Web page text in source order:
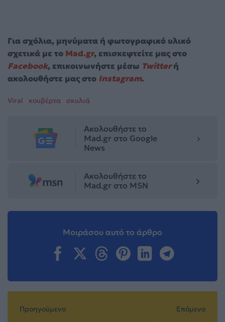
Για σχόλια, μηνύματα ή φωτογραφικό υλικό
σχετικά με το Mad.gr, επισκεφτείτε μας στο
Facebook, επικοινωνήστε μέσω Twitterή
ακολουθήστε μας στο Instagram.
Viral κουβέρτα σκυλιά
Ακολουθήστε το
Mad.gr στο Google
News
Ακολουθήστε το
Mad.gr στο MSN
Μοιράσου αυτό το άρθρο
Προηγούμενο Επόμενο